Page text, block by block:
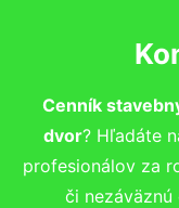
Cenník
dvor? Hľadáte
profesionálov za
či nezáväznú